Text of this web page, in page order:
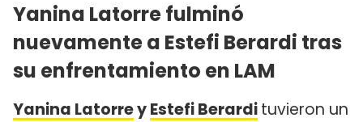
Yanina Latorre fulminó
nuevamente a Estefi Berardi tras
su enfrentamiento en LAM
Yanina LatorreyEstefi Berardituvieron un